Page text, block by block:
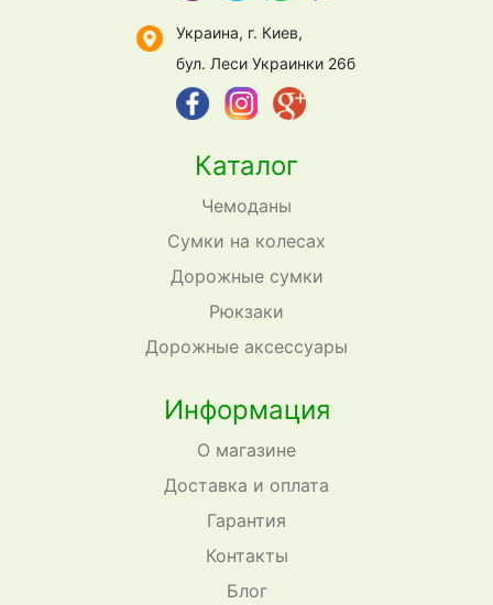
Каталог
Чемоданы
Сумки на колесах
Дорожные сумки
Рюкзаки
Дорожные аксессуары
Информация
О магазине
Доставка и оплата
Гарантия
Контакты
Блог
Украина, г. Киев,
бул. Леси Украинки 26б